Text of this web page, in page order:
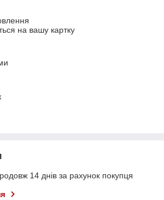
на вашу картку
14 днів за рахунок покупця